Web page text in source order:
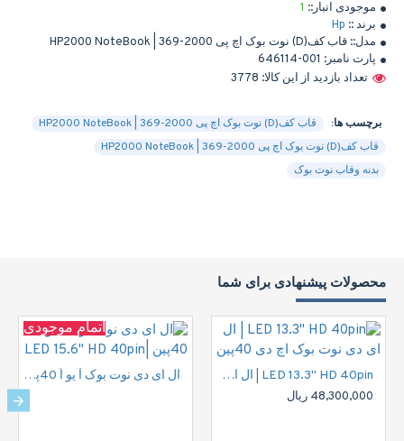
موجودی انبار:: 1
برند :: Hp
مدل:: قاب کف(D) نوت بوک اچ پی 2000-369 | HP2000 NoteBook
پارت نامبر: 646114-001
تعداد بازدید از این کالا: 3778
برچسب ها:
قاب کف(D) نوت بوک اچ پی 2000-369 | HP2000 NoteBook
قاب کف(D) نوت بوک اچ پی 2000-369 | HP2000 NoteBook
بدنه وقاب نوت بوک
محصولات پیشنهادی برای شما
LED 13.3" HD 40pin | ال ای دی نوت بوک اچ دی 40پین
48,300,000 ریال
اتمام موجودی
ال ای دی نوت بوک آ یو اُ 40پین |LED 15.6" HD 40pin